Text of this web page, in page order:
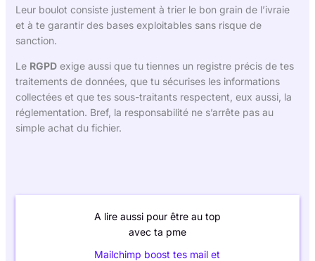
Leur boulot consiste justement à trier le bon grain de l’ivraie
et à te garantir des bases exploitables sans risque de
sanction.
Le RGPDexige aussi que tu tiennes un registre précis de tes
traitements de données, que tu sécurises les informations
collectées et que tes sous-traitants respectent, eux aussi, la
réglementation. Bref, la responsabilité ne s’arrête pas au
simple achat du fichier.
A lire aussi pour être au top
avec ta pme
Mailchimp boost tes mail et